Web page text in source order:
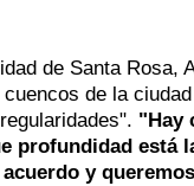
de Santa Rosa,
de la
"Hay
profundidad está
y